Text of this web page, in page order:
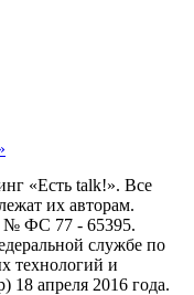
«Есть talk!». Все
их авторам.
№ ФС 77 - 65395.
службе по
технологий и
18 апреля 2016 года.